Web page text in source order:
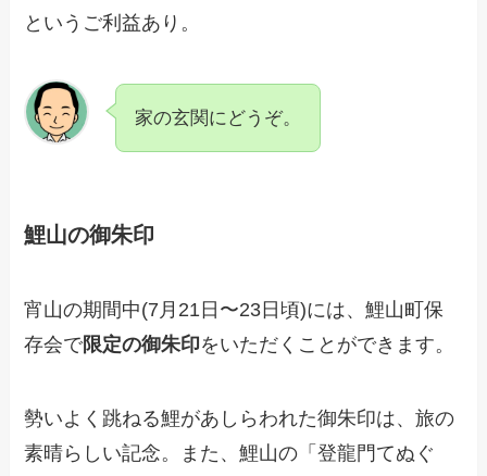
というご利益あり。
家の玄関にどうぞ。
鯉山の御朱印
宵山の期間中(7月21日〜23日頃)には、鯉山町保
存会で限定の御朱印をいただくことができます。
勢いよく跳ねる鯉があしらわれた御朱印は、旅の
素晴らしい記念。また、鯉山の「登龍門てぬぐ